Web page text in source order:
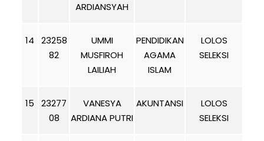
ARDIANSYAH
14
23258
82
UMMI
MUSFIROH
LAILIAH
PENDIDIKAN
AGAMA
ISLAM
LOLOS
SELEKSI
15
23277
08
VANESYA
ARDIANA PUTRI
AKUNTANSI
LOLOS
SELEKSI